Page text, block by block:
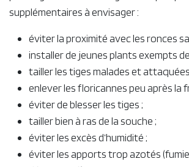
La ronce craint peu les ravageurs, et
ceux à menacer la survie de la plante.
Pour éviter les maladies et les attaques
important de choisir un emplacement
suffisamment les pieds et de ne pas
palissage et le désherbage. Voici
supplémentaires à envisager :
éviter la proximité avec les ronces